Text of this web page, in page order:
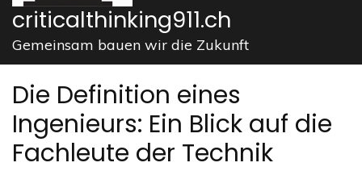
criticalthinking911.ch
Gemeinsam bauen wir die Zukunft
Die Definition eines
Ingenieurs: Ein Blick auf die
Fachleute der Technik